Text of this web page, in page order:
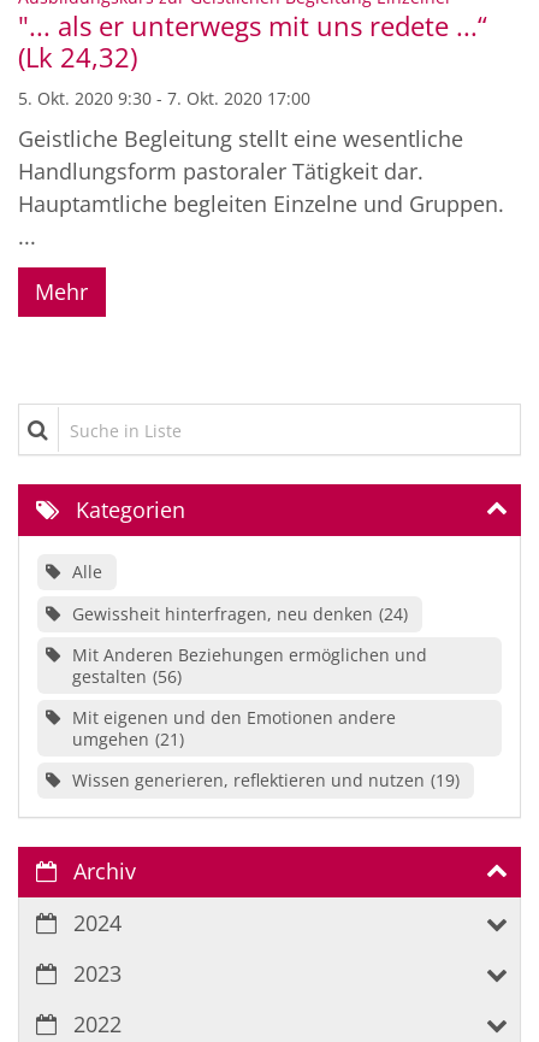
"... als er unterwegs mit uns redete ...“
(Lk 24,32)
5. Okt. 2020 9:30 - 7. Okt. 2020 17:00
Geistliche Begleitung stellt eine wesentliche
Handlungsform pastoraler Tätigkeit dar.
Hauptamtliche begleiten Einzelne und Gruppen.
...
Mehr
Suche in Liste
Kategorien
Alle
Gewissheit hinterfragen, neu denken 24
Mit Anderen Beziehungen ermöglichen und
gestalten 56
Mit eigenen und den Emotionen andere
umgehen 21
Wissen generieren, reflektieren und nutzen 19
Archiv
2024
2023
2022